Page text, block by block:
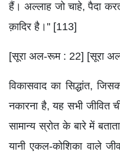
हैं। अल्लाह जो चाहे, पैदा
क़ादिर है।'' [113]
[सूरा अल-रूम : 22] [सूरा
विकासवाद का सिद्धांत,
नकारना है, यह सभी जीवित
सामान्य स्रोत के बारे में
यानी एकल-कोशिका वाले